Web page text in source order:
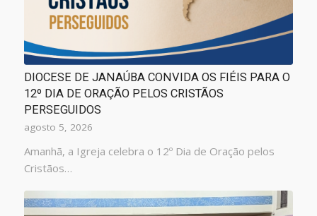
DIOCESE DE JANAÚBA CONVIDA OS FIÉIS PARA O
12º DIA DE ORAÇÃO PELOS CRISTÃOS
PERSEGUIDOS
agosto 5, 2026
Amanhã, a Igreja celebra o 12º Dia de Oração pelos
Cristãos…